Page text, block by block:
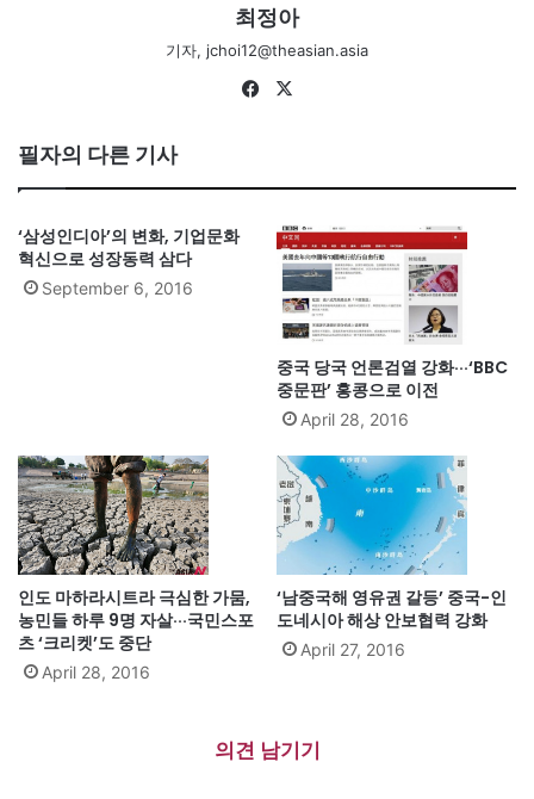
최정아
기자, jchoi12@theasian.asia
Fa
필자의 다른 기사
‘삼성인디아’의 변화, 기업문화
혁신으로 성장동력 삼다
September 6, 2016
중국 당국 언론검열 강화···‘BBC
중문판’ 홍콩으로 이전
April 28, 2016
인도 마하라시트라 극심한 가뭄,
농민들 하루 9명 자살···국민스포
츠 ‘크리켓’도 중단
April 28, 2016
‘남중국해 영유권 갈등’ 중국-인
도네시아 해상 안보협력 강화
April 27, 2016
의견 남기기